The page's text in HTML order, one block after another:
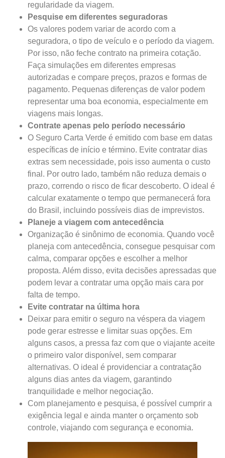
regularidade da viagem.
Pesquise em diferentes seguradoras
Os valores podem variar de acordo com a
seguradora, o tipo de veículo e o período da viagem.
Por isso, não feche contrato na primeira cotação.
Faça simulações em diferentes empresas
autorizadas e compare preços, prazos e formas de
pagamento. Pequenas diferenças de valor podem
representar uma boa economia, especialmente em
viagens mais longas.
Contrate apenas pelo período necessário
O Seguro Carta Verde é emitido com base em datas
específicas de início e término. Evite contratar dias
extras sem necessidade, pois isso aumenta o custo
final. Por outro lado, também não reduza demais o
prazo, correndo o risco de ficar descoberto. O ideal é
calcular exatamente o tempo que permanecerá fora
do Brasil, incluindo possíveis dias de imprevistos.
Planeje a viagem com antecedência
Organização é sinônimo de economia. Quando você
planeja com antecedência, consegue pesquisar com
calma, comparar opções e escolher a melhor
proposta. Além disso, evita decisões apressadas que
podem levar a contratar uma opção mais cara por
falta de tempo.
Evite contratar na última hora
Deixar para emitir o seguro na véspera da viagem
pode gerar estresse e limitar suas opções. Em
alguns casos, a pressa faz com que o viajante aceite
o primeiro valor disponível, sem comparar
alternativas. O ideal é providenciar a contratação
alguns dias antes da viagem, garantindo
tranquilidade e melhor negociação.
Com planejamento e pesquisa, é possível cumprir a
exigência legal e ainda manter o orçamento sob
controle, viajando com segurança e economia.